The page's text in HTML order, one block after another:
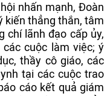
nhấn mạnh, Đoàn
kiến thẳng thắn, tâm
chí lãnh đạo cấp ủy,
cuộc làm việc; ý
thầy cô giáo, các
tại các cuộc trao
cáo kết quả giám